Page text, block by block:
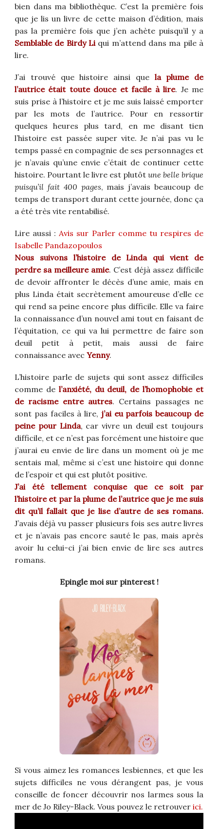
bien dans ma bibliothèque. C’est la première fois
que je lis un livre de cette maison d’édition, mais
pas la première fois que j’en achète puisqu’il y a
Semblable de Birdy Li qui m’attend dans ma pile à
lire.
J’ai trouvé que histoire ainsi que la plume de
l’autrice était toute douce et facile à lire. Je me
suis prise à l’histoire et je me suis laissé emporter
par les mots de l’autrice. Pour en ressortir
quelques heures plus tard, en me disant tien
l’histoire est passée super vite. Je n’ai pas vu le
temps passé en compagnie de ses personnages et
je n’avais qu’une envie c’était de continuer cette
histoire. Pourtant le livre est plutôt une belle brique
puisqu’il fait 400 pages, mais j’avais beaucoup de
temps de transport durant cette journée, donc ça
a été très vite rentabilisé.
Lire aussi :Avis sur Parler comme tu respires de
Isabelle Pandazopoulos
Nous suivons l’histoire de Linda qui vient de
perdre sa meilleure amie. C’est déjà assez difficile
de devoir affronter le décès d’une amie, mais en
plus Linda était secrètement amoureuse d’elle ce
qui rend sa peine encore plus difficile. Elle va faire
la connaissance d’un nouvel ami tout en faisant de
l’équitation, ce qui va lui permettre de faire son
deuil petit à petit, mais aussi de faire
connaissance avec Yenny.
L’histoire parle de sujets qui sont assez difficiles
comme de l’anxiété, du deuil, de l’homophobie et
de racisme entre autres. Certains passages ne
sont pas faciles à lire, j’ai eu parfois beaucoup de
peine pour Linda, car vivre un deuil est toujours
difficile, et ce n’est pas forcément une histoire que
j’aurai eu envie de lire dans un moment où je me
sentais mal, même si c’est une histoire qui donne
de l’espoir et qui est plutôt positive.
J’ai été tellement conquise que ce soit par
l’histoire et par la plume de l’autrice que je me suis
dit qu’il fallait que je lise d’autre de ses romans.
J’avais déjà vu passer plusieurs fois ses autre livres
et je n’avais pas encore sauté le pas, mais après
avoir lu celui-ci j’ai bien envie de lire ses autres
romans.
Epingle moi sur pinterest !
Si vous aimez les romances lesbiennes, et que les
sujets difficiles ne vous dérangent pas, je vous
conseille de foncer découvrir nos larmes sous la
mer de Jo Riley-Black. Vous pouvez le retrouver ici.